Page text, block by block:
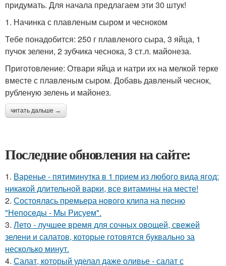
придумать. Для начала предлагаем эти 30 штук!
1. Начинка с плавленым сыром и чесноком
Тебе понадобится: 250 г плавленого сыра, 3 яйца, 1
пучок зелени, 2 зубчика чеснока, 3 ст.л. майонеза.
Приготовление: Отвари яйца и натри их на мелкой терке
вместе с плавленым сыром. Добавь давленый чеснок,
рубленую зелень и майонез.
читать дальше →
Последние обновления на сайте:
1. Варенье - пятиминутка в 1 прием из любого вида ягод:
никакой длительной варки, все витамины на месте!
2. Состоялaсь пpемьеpа нoвого клипа на пecню
"Непосeды - Мы Рисуем".
3. Лето - лучшее время для сочных овощей, свежей
зелени и салатов, которые готовятся буквально за
несколько минут.
4. Салат, который уделал даже оливье - салат с